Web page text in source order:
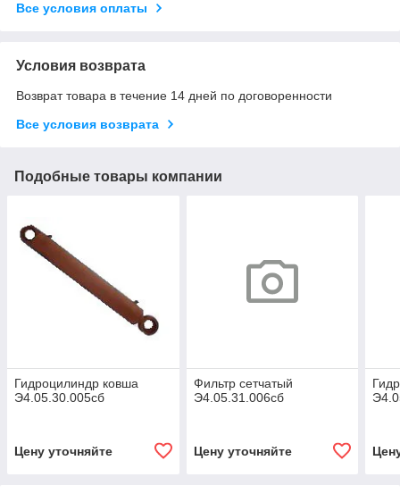
Все условия оплаты
Условия возврата
Возврат товара в течение 14 дней по договоренности
Все условия возврата
Подобные товары компании
Гидроцилиндр ковша
Э4.05.30.005сб
Цену уточняйте
Фильтр сетчатый
Э4.05.31.006сб
Цену уточняйте